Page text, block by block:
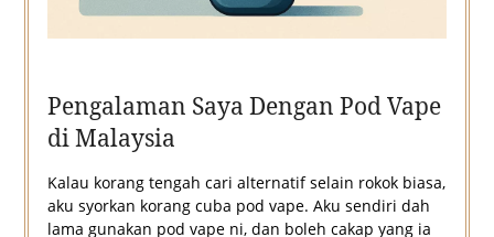
Pengalaman Saya Dengan Pod Vape
di Malaysia
Kalau korang tengah cari alternatif selain rokok biasa,
aku syorkan korang cuba pod vape. Aku sendiri dah
lama gunakan pod vape ni, dan boleh cakap yang ia